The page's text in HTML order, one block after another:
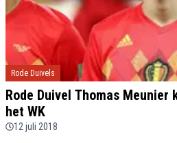
Rode Duivels
Rode Duivel Thomas
het WK
12 juli 2018